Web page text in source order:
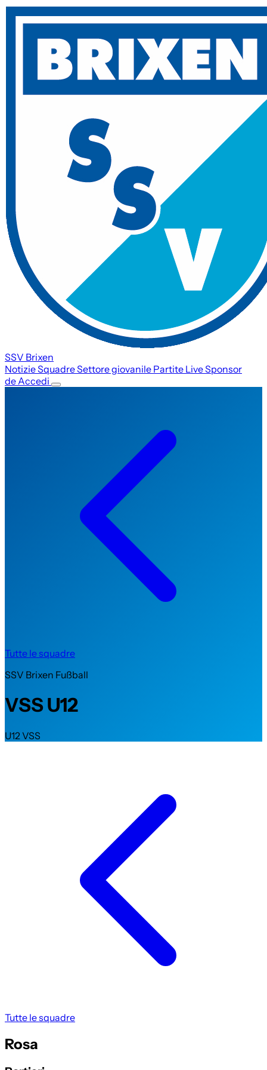
SSV Brixen
NotizieSquadreSettore giovanile Partite LiveSponsor
deAccedi
Tutte le squadre
SSV Brixen Fußball
VSS U12
U12 VSS
Tutte le squadre
Rosa